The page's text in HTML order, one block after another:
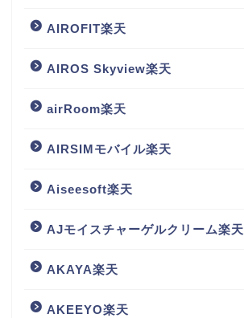
AIROFIT楽天
AIROS Skyview楽天
airRoom楽天
AIRSIMモバイル楽天
Aiseesoft楽天
AJモイスチャーゲルクリーム楽天
AKAYA楽天
AKEEYO楽天